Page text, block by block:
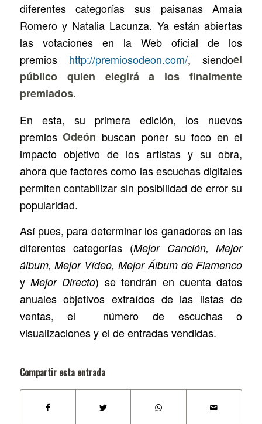
diferentes categorías sus paisanas Amaia
Romero y Natalia Lacunza. Ya están abiertas
las votaciones en la Web oficial de los
premios http://premiosodeon.com/, siendoel
público quien elegirá a los finalmente
premiados.
En esta, su primera edición, los nuevos
premiosOdeón buscan poner su foco en el
impacto objetivo de los artistas y su obra,
ahora que factores como las escuchas digitales
permiten contabilizar sin posibilidad de error su
popularidad.
Así pues, para determinar los ganadores en las
diferentes categorías (Mejor Canción, Mejor
álbum, Mejor Vídeo, Mejor Álbum de Flamenco
y Mejor Directo) se tendrán en cuenta datos
anuales objetivos extraídos de las listas de
ventas, el número de escuchas o
visualizaciones y el de entradas vendidas.
Compartir esta entrada